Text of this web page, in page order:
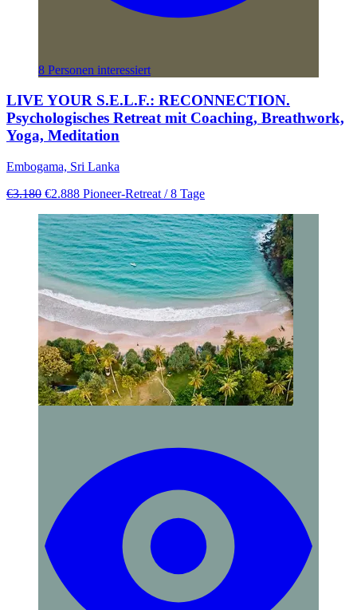
8 Personen interessiert
LIVE YOUR S.E.L.F.: RECONNECTION.
Psychologisches Retreat mit Coaching, Breathwork,
Yoga, Meditation
Embogama, Sri Lanka
€3.180 €2.888 Pioneer-Retreat / 8 Tage